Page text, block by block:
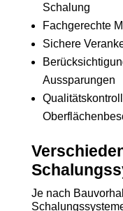
Schalung
Fachgerechte
Sichere
Aussparungen
Je nach